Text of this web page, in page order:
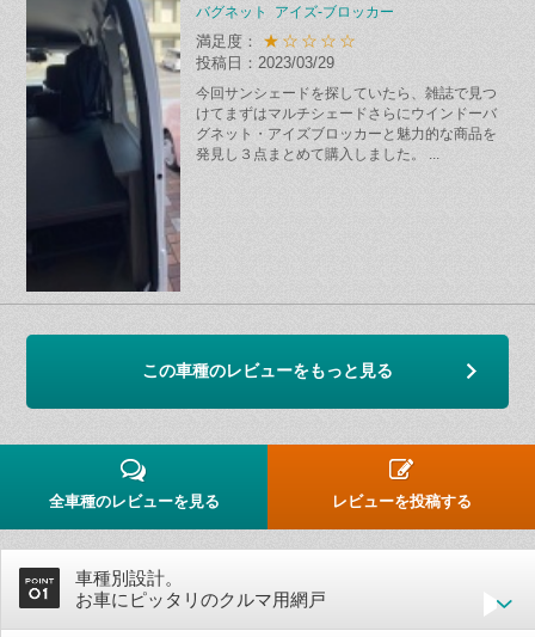
バグネット アイズ-ブロッカー
満足度： ★☆☆☆☆
投稿日：2023/03/29
今回サンシェードを探していたら、雑誌で見つ
けてまずはマルチシェードさらにウインドーバ
グネット・アイズブロッカーと魅力的な商品を
発見し３点まとめて購入しました。 ...
この車種のレビューをもっと見る
全車種のレビューを見る レビューを投稿する
車種別設計。
お車にピッタリのクルマ用網戸